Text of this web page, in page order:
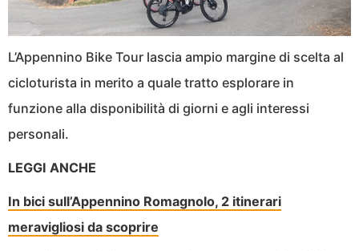
L’Appennino Bike Tour lascia ampio margine di scelta al
cicloturista in merito a quale tratto esplorare in
funzione alla disponibilità di giorni e agli interessi
personali.
LEGGI ANCHE
In bici sull’Appennino Romagnolo, 2 itinerari
meravigliosi da scoprire